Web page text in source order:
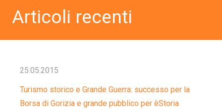
Articoli recenti
25.05.2015
Turismo storico e Grande Guerra: successo per la
Borsa di Gorizia e grande pubblico per èStoria